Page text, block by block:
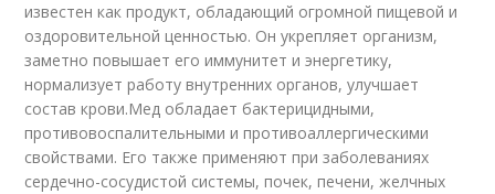
известен как продукт, обладающий огромной пищевой и
оздоровительной ценностью. Он укрепляет организм,
заметно повышает его иммунитет и энергетику,
нормализует работу внутренних органов, улучшает
состав крови.Мед обладает бактерицидными,
противовоспалительными и противоаллергическими
свойствами. Его также применяют при заболеваниях
сердечно-сосудистой системы, почек, печени, желчных